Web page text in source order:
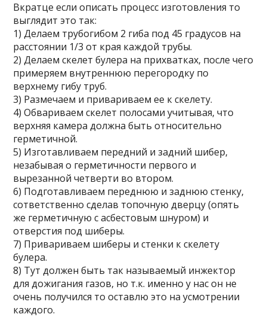
Вкратце если описать процесс изготовления то
выглядит это так:
1) Делаем трубогибом 2 гиба под 45 градусов на
расстоянии 1/3 от края каждой трубы.
2) Делаем скелет булера на прихватках, после чего
примеряем внутреннюю перегородку по
верхнему гибу труб.
3) Размечаем и привариваем ее к скелету.
4) Обвариваем скелет полосами учитывая, что
верхняя камера должна быть относительно
герметичной.
5) Изготавливаем передний и задний шибер,
незабывая о герметичности первого и
вырезанной четверти во втором.
6) Подготавливаем переднюю и заднюю стенку,
сответственно сделав топочную дверцу (опять
же герметичную с асбестовым шнуром) и
отверстия под шиберы.
7) Привариваем шиберы и стенки к скелету
булера.
8) Тут должен быть так называемый инжектор
для дожигания газов, но т.к. именно у нас он не
очень получился то оставлю это на усмотрении
каждого.